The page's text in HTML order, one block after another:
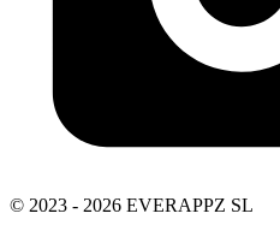
© 2023 - 2026 EVERAPPZ SL